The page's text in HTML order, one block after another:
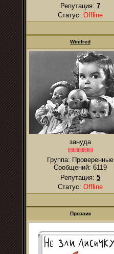
Репутация: 7
Статус: Offline
Winifred
зануда
Группа: Проверенные
Сообщений: 6119
Репутация: 5
Статус: Offline
Прозаик